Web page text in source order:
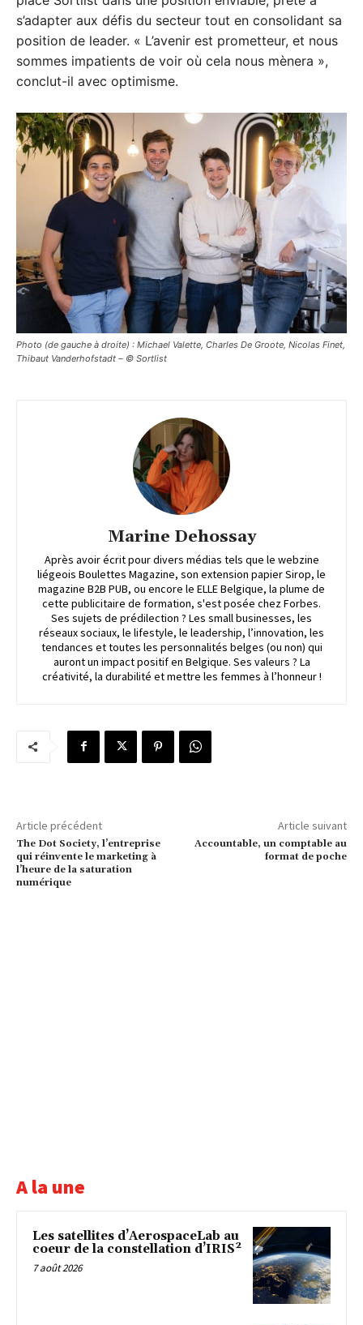
s’adapter aux défis du secteur tout en consolidant sa
position de leader. « L’avenir est prometteur, et nous
sommes impatients de voir où cela nous mènera »,
conclut-il avec optimisme.
Photo (de gauche à droite) : Michael Valette, Charles De Groote, Nicolas Finet,
Thibaut Vanderhofstadt – © Sortlist
Marine Dehossay
Après avoir écrit pour divers médias tels que le webzine
liégeois Boulettes Magazine, son extension papier Sirop, le
magazine B2B PUB, ou encore le ELLE Belgique, la plume de
cette publicitaire de formation, s'est posée chez Forbes.
Ses sujets de prédilection ? Les small businesses, les
réseaux sociaux, le lifestyle, le leadership, l’innovation, les
tendances et toutes les personnalités belges (ou non) qui
auront un impact positif en Belgique. Ses valeurs ? La
créativité, la durabilité et mettre les femmes à l’honneur !
Article précédent
The Dot Society, l’entreprise
qui réinvente le marketing à
l’heure de la saturation
numérique
Article suivant
Accountable, un comptable au
format de poche
A la une
Les satellites d’AerospaceLab au
coeur de la constellation d’IRIS²
7 août 2026